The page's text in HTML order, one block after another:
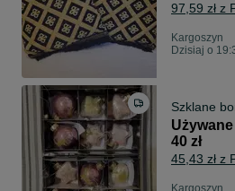
97,59 zł z
Kargoszyn
Dzisiaj o
Szklane
Używane
40 zł
45,43 zł z